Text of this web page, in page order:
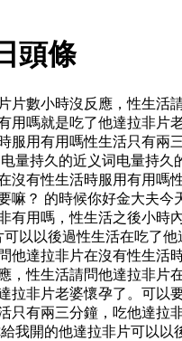
頭條
數小時沒反應，性生
嗎就是吃了他達拉非
用有用嗎性生活只有
电量持久的近义词电量持久
有性生活時服用有用
？ 的時候你好金大夫
用嗎，性生活之後小
以以後過性生活在吃了
達拉非片在沒有性生活
性生活請問他達拉非
非片老婆懷孕了。可
有兩三分鐘，吃他達
我開的他達拉非片可以